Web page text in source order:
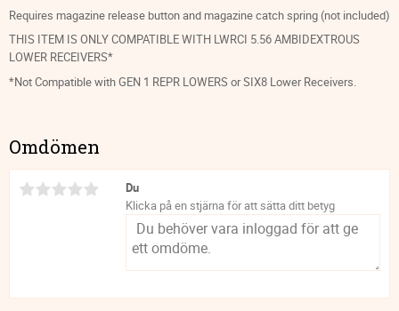
Requires magazine release button and magazine catch spring (not included)
THIS ITEM IS ONLY COMPATIBLE WITH LWRCI 5.56 AMBIDEXTROUS
LOWER RECEIVERS*
*Not Compatible with GEN 1 REPR LOWERS or SIX8 Lower Receivers.
Omdömen
Du
Klicka på en stjärna för att sätta ditt betyg